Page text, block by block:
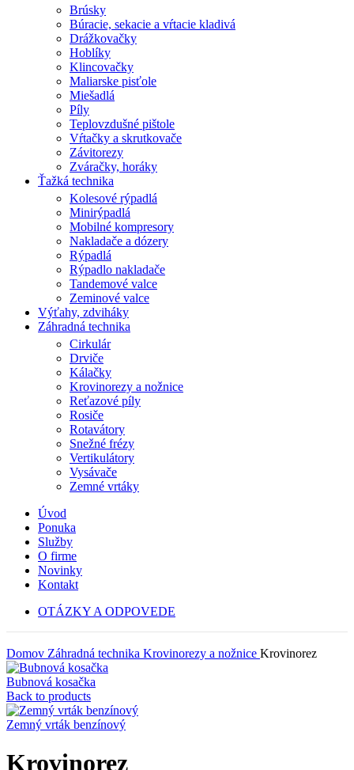
Brúsky
Búracie, sekacie a vŕtacie kladivá
Drážkovačky
Hoblíky
Klincovačky
Maliarske pisťole
Miešadlá
Píly
Teplovzdušné pištole
Vŕtačky a skrutkovače
Závitorezy
Zváračky, horáky
Ťažká technika
Kolesové rýpadlá
Minirýpadlá
Mobilné kompresory
Nakladače a dózery
Rýpadlá
Rýpadlo nakladače
Tandemové valce
Zeminové valce
Výťahy, zdviháky
Záhradná technika
Cirkulár
Drviče
Kálačky
Krovinorezy a nožnice
Reťazové píly
Rosiče
Rotavátory
Snežné frézy
Vertikulátory
Vysávače
Zemné vrtáky
Úvod
Ponuka
Služby
O firme
Novinky
Kontakt
OTÁZKY A ODPOVEDE
Domov Záhradná technika Krovinorezy a nožnice Krovinorez
Bubnová kosačka
Back to products
Zemný vrták benzínový
Krovinorez